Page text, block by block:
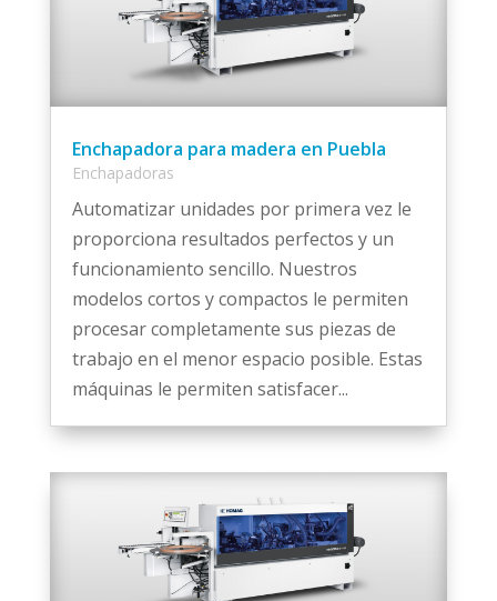
Enchapadora para madera en Puebla
Enchapadoras
Automatizar unidades por primera vez le
proporciona resultados perfectos y un
funcionamiento sencillo. Nuestros
modelos cortos y compactos le permiten
procesar completamente sus piezas de
trabajo en el menor espacio posible. Estas
máquinas le permiten satisfacer...